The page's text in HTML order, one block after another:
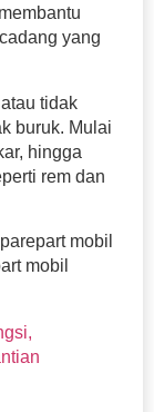
yang
tidak
buruk. Mulai
hingga
rem dan
mobil
mobil